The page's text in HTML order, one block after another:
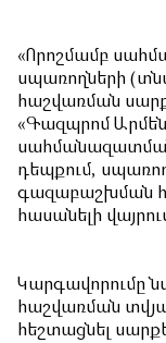
«Որոշմամբ
սպառողների
հաշվառման
«Գազպրոմ
դեպքում,
գազաբաշխման
հասանելի
Կարգավորումը
հաշվառման
հեշտացնել